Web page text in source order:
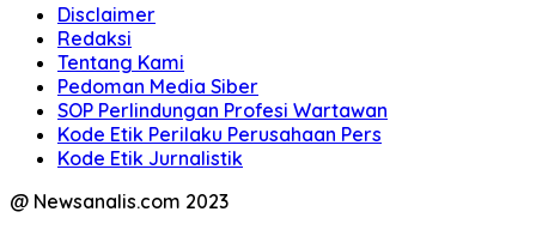
Disclaimer
Redaksi
Tentang Kami
Pedoman Media Siber
SOP Perlindungan Profesi Wartawan
Kode Etik Perilaku Perusahaan Pers
Kode Etik Jurnalistik
@ Newsanalis.com 2023